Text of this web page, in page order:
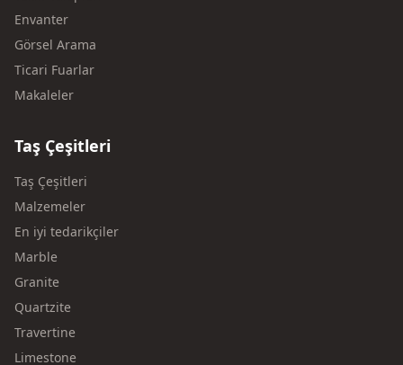
Envanter
Görsel Arama
Ticari Fuarlar
Makaleler
Taş Çeşitleri
Taş Çeşitleri
Malzemeler
En iyi tedarikçiler
Marble
Granite
Quartzite
Travertine
Limestone